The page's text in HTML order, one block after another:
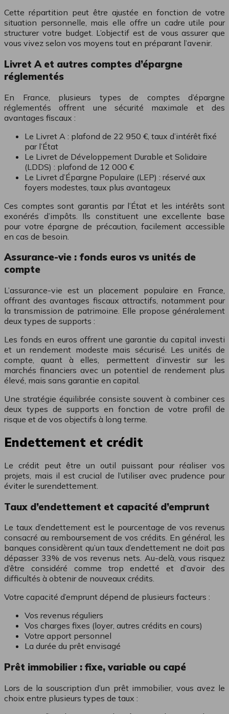
Cette répartition peut être ajustée en fonction de votre
situation personnelle, mais elle offre un cadre utile pour
structurer votre budget. L’objectif est de vous assurer que
vous vivez selon vos moyens tout en préparant l’avenir.
Livret A et autres comptes d’épargne
réglementés
En France, plusieurs types de comptes d’épargne
réglementés offrent une sécurité maximale et des
avantages fiscaux :
Le Livret A : plafond de 22 950 €, taux d’intérêt fixé
par l’État
Le Livret de Développement Durable et Solidaire
(LDDS) : plafond de 12 000 €
Le Livret d’Épargne Populaire (LEP) : réservé aux
foyers modestes, taux plus avantageux
Ces comptes sont garantis par l’État et les intérêts sont
exonérés d’impôts. Ils constituent une excellente base
pour votre épargne de précaution, facilement accessible
en cas de besoin.
Assurance-vie : fonds euros vs unités de
compte
L’assurance-vie est un placement populaire en France,
offrant des avantages fiscaux attractifs, notamment pour
la transmission de patrimoine. Elle propose généralement
deux types de supports :
Les fonds en euros offrent une garantie du capital investi
et un rendement modeste mais sécurisé. Les unités de
compte, quant à elles, permettent d’investir sur les
marchés financiers avec un potentiel de rendement plus
élevé, mais sans garantie en capital.
Une stratégie équilibrée consiste souvent à combiner ces
deux types de supports en fonction de votre profil de
risque et de vos objectifs à long terme.
Endettement et crédit
Le crédit peut être un outil puissant pour réaliser vos
projets, mais il est crucial de l’utiliser avec prudence pour
éviter le surendettement.
Taux d’endettement et capacité d’emprunt
Le taux d’endettement est le pourcentage de vos revenus
consacré au remboursement de vos crédits. En général, les
banques considèrent qu’un taux d’endettement ne doit pas
dépasser 33% de vos revenus nets. Au-delà, vous risquez
d’être considéré comme trop endetté et d’avoir des
difficultés à obtenir de nouveaux crédits.
Votre capacité d’emprunt dépend de plusieurs facteurs :
Vos revenus réguliers
Vos charges fixes (loyer, autres crédits en cours)
Votre apport personnel
La durée du prêt envisagé
Prêt immobilier : fixe, variable ou capé
Lors de la souscription d’un prêt immobilier, vous avez le
choix entre plusieurs types de taux :